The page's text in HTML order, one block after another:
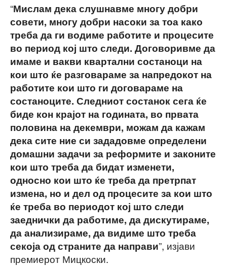
“Мислам дека слушнавме многу добри
совети, многу добри насоки за тоа како
треба да ги водиме работите и процесите
во период кој што следи. Договоривме да
имаме и вакви квартални состаноци на
кои што ќе разговараме за напредокот на
работите кои што ги договараме на
состаноците. Следниот состанок сега ќе
биде кон крајот на годината, во првата
половина на декември, можам да кажам
дека сите ние си зададовме определени
домашни задачи за реформите и законите
кои што треба да бидат изменети,
односно кои што ќе треба да претрпат
измена, но и дел од процесите за кои што
ќе треба во периодот кој што следи
заеднички да работиме, да дискутираме,
да анализираме, да видиме што треба
секоја од страните да направи”, изјави
премиерот Мицкоски.